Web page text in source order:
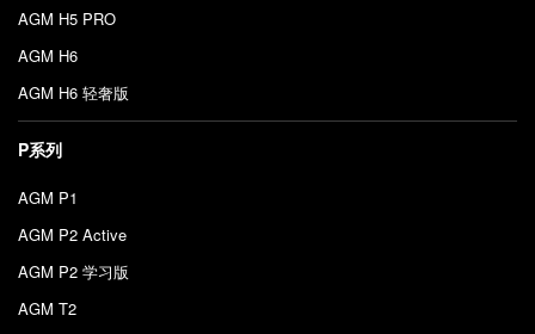
AGM H5 PRO
AGM H6
AGM H6 轻奢版
P系列
AGM P1
AGM P2 Active
AGM P2 学习版
AGM T2